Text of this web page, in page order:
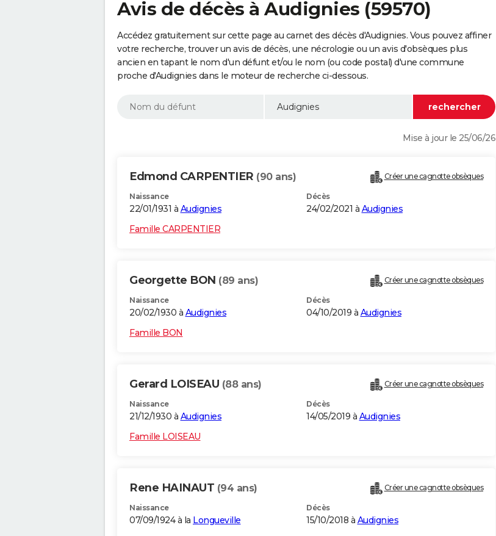
Avis de décès à Audignies (59570)
Accédez gratuitement sur cette page au carnet des décès d'Audignies. Vous pouvez affiner
votre recherche, trouver un avis de décès, une nécrologie ou un avis d'obsèques plus
ancien en tapant le nom d'un défunt et/ou le nom (ou code postal) d'une commune
proche d'Audignies dans le moteur de recherche ci-dessous.
Mise à jour le 25/06/26
Edmond CARPENTIER (90 ans) Créer une cagnotte obsèques
Naissance
22/01/1931 à Audignies
Décès
24/02/2021 à Audignies
Famille CARPENTIER
Georgette BON (89 ans) Créer une cagnotte obsèques
Naissance
20/02/1930 à Audignies
Décès
04/10/2019 à Audignies
Famille BON
Gerard LOISEAU (88 ans) Créer une cagnotte obsèques
Naissance
21/12/1930 à Audignies
Décès
14/05/2019 à Audignies
Famille LOISEAU
Rene HAINAUT (94 ans) Créer une cagnotte obsèques
Naissance
07/09/1924 à la Longueville
Décès
15/10/2018 à Audignies